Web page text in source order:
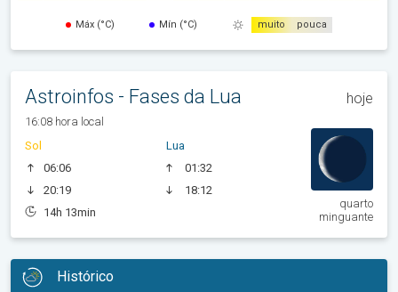
Máx (°C) Mín (°C) muito pouca
Astroinfos - Fases da Lua hoje
16:08 hora local
Sol
06:06
20:19
14h 13min
Lua
01:32
18:12
quarto
minguante
Histórico